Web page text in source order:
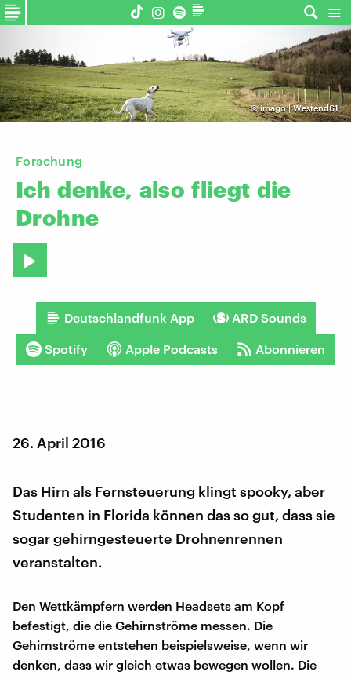
©imago | Westend61
Forschung
Ich denke, also fliegt die
Drohne
Deutschlandfunk App ARD Sounds
Spotify Apple Podcasts Abonnieren
26. April 2016
Das Hirn als Fernsteuerung klingt spooky, aber
Studenten in Florida können das so gut, dass sie
sogar gehirngesteuerte Drohnenrennen
veranstalten.
Den Wettkämpfern werden Headsets am Kopf
befestigt, die die Gehirnströme messen. Die
Gehirnströme entstehen beispielsweise, wenn wir
denken, dass wir gleich etwas bewegen wollen. Die